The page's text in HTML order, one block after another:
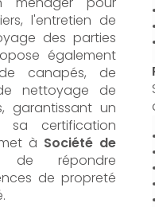
l'entretien de
des parties
également
canapés, de
nettoyage de
garantissant un
sa certification
à Société de
de répondre
de propreté